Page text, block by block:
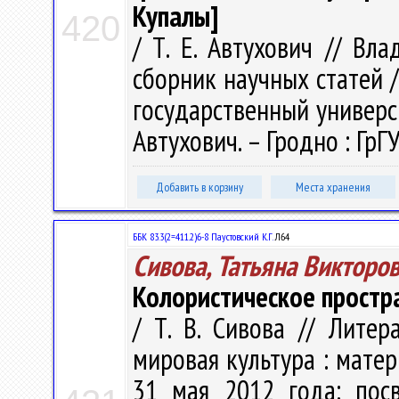
420 Купалы]
/ Т. Е. Автухович //
сборник научных
государственный
Автухович. – Гродно :
Добавить в корзину Места хранения
ББК 83.3(2=411.2)6-8 Паустовский К.Г.Л64
Сивова, Татьяна
Колористическое
/ Т. В. Сивова //
мировая культура :
31 мая 2012 года: